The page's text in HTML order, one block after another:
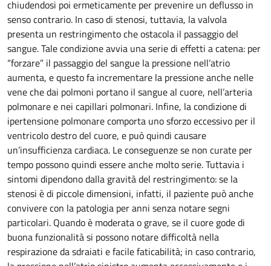
chiudendosi poi ermeticamente per prevenire un deflusso in
senso contrario. In caso di stenosi, tuttavia, la valvola
presenta un restringimento che ostacola il passaggio del
sangue. Tale condizione avvia una serie di effetti a catena: per
“forzare” il passaggio del sangue la pressione nell’atrio
aumenta, e questo fa incrementare la pressione anche nelle
vene che dai polmoni portano il sangue al cuore, nell’arteria
polmonare e nei capillari polmonari. Infine, la condizione di
ipertensione polmonare comporta uno sforzo eccessivo per il
ventricolo destro del cuore, e può quindi causare
un’insufficienza cardiaca. Le conseguenze se non curate per
tempo possono quindi essere anche molto serie. Tuttavia i
sintomi dipendono dalla gravità del restringimento: se la
stenosi è di piccole dimensioni, infatti, il paziente può anche
convivere con la patologia per anni senza notare segni
particolari. Quando è moderata o grave, se il cuore gode di
buona funzionalità si possono notare difficoltà nella
respirazione da sdraiati e facile faticabilità; in caso contrario,